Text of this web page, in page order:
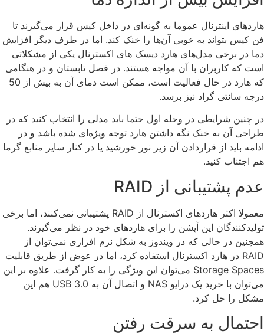
هاردهای اینترنال عموما به گونه‌ای در داخل کیس قرار می‌گیرند تا
فن کیس بتواند به خوبی آن‌ها را خنک کند. اما در طرف دیگر افزایش
دما در برخی مدل‌های هارد دیسک های اکسترنال یکی از مشکلاتی
است که کاربران با آن مواجه هستند. در فصل تابستان و در هنگامی
که هارد در حال فعالیت است، ممکن است دمای آن به بیش از 50
درجه سانتی گراد نیز برسد.
در چنین شرایطی در وحله اول حتما باید مدلی را انتخاب کنید که در
طراحی آن به خنک نگه داشتن هارد توجه ویژه‌ای شده باشد و در
ادامه باید از قراردادن آن زیر نور خورشید یا در کنار سایر منابع گرما
هم اجتناب کنید.
عدم پشتیبانی از RAID
معمولا اکثر هاردهای اکسترنال از RAID پشتیبانی نمی‌کنند، اما برخی
تولیدکنندگان این آپشن را برای هاردهای خود در نظر می‌گیرند.
همچنین در حالی که در ویندوز به شکل نرم افزاری نمی‌توان از
RAID در هارد اکسترنال استفاده کرد، اما در عوض از طریق قابلیت
Storage Spaces می‌توان این ویژگی را به کار گرفت. علاوه بر این
می‌توان با خرید یک درایو NAS و اتصال آن به USB 3.0 هم این
مشکل را حل کرد.
احتمال به سرقت رفتن